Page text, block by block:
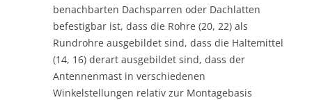
benachbarten Dachsparren oder Dachlatten
befestigbar ist, dass die Rohre (20, 22) als
Rundrohre ausgebildet sind, dass die Haltemittel
(14, 16) derart ausgebildet sind, dass der
Antennenmast in verschiedenen
Winkelstellungen relativ zur Montagebasis